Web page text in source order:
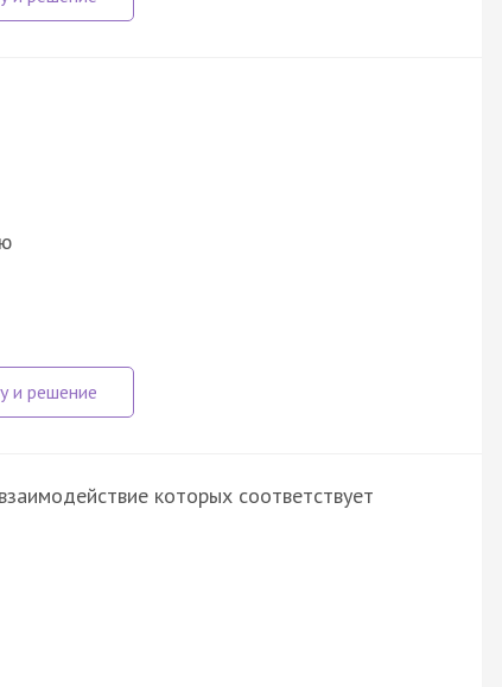
которых соответствует